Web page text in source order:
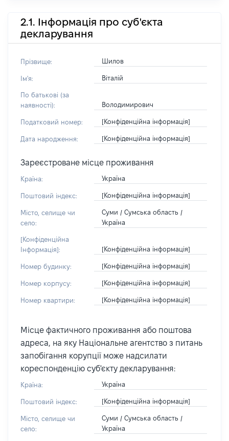
2.1. Інформація про суб'єкта
декларування
Прізвище: Шилов
Ім'я: Віталій
По батькові (за
наявності):
Володимирович
Податковий номер: [Конфіденційна інформація]
Дата народження: [Конфіденційна інформація]
Зареєстроване місце проживання
Країна: Україна
Поштовий індекс: [Конфіденційна інформація]
Місто, селище чи
село:
Суми / Сумська область /
Україна
[Конфіденційна
Інформація]:
[Конфіденційна інформація]
Номер будинку: [Конфіденційна інформація]
Номер корпусу: [Конфіденційна інформація]
Номер квартири: [Конфіденційна інформація]
Місце фактичного проживання або поштова
адреса, на яку Національне агентство з питань
запобігання корупції може надсилати
кореспонденцію суб'єкту декларування:
Країна: Україна
Поштовий індекс: [Конфіденційна інформація]
Місто, селище чи
село:
Суми / Сумська область /
Україна